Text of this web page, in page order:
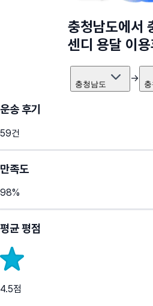
충청남도에서
센디 용달 이
충청남도 →
운송 후기
59건
만족도
98%
평균 평점
4.5점